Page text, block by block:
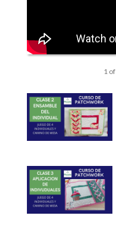
1 of